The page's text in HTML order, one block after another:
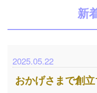
新
2025.05.22
おかげさまで創